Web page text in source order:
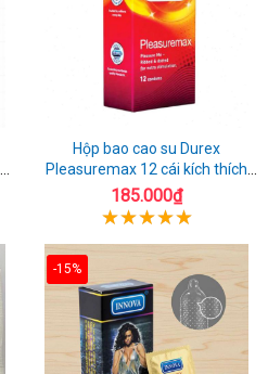
Hộp bao cao su Durex
Pleasuremax 12 cái kích thích
tăng khoái cảm
185.000₫
-15%